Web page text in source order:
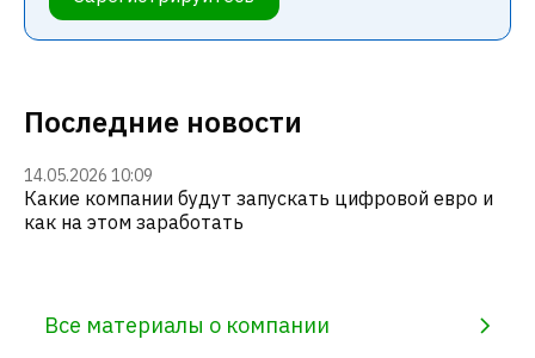
Последние новости
14.05.2026 10:09
Какие компании будут запускать цифровой евро и
как на этом заработать
Все материалы о компании